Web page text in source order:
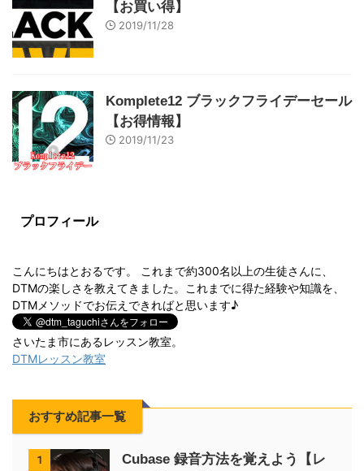
【お買い得】
2019/11/28
Komplete12 ブラックフライデーセール
【お得情報】
2019/11/23
プロフィール
こんにちはとおるです。 これまで約300名以上の生徒さんに、
DTMの楽しさを教えてきました。これまでに得た経験や知識を、
DTMメソッドでお伝えできればと思います♪
さいたま市にあるレッスン教室。
DTMレッスン教室
おすすめ記事一覧
1
Cubase 録音方法を覚えよう【レ